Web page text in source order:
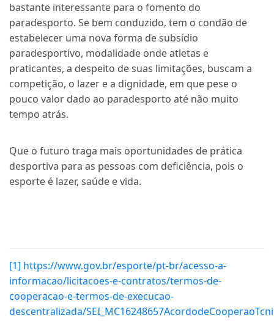
bastante interessante para o fomento do
paradesporto. Se bem conduzido, tem o condão de
estabelecer uma nova forma de subsídio
paradesportivo, modalidade onde atletas e
praticantes, a despeito de suas limitações, buscam a
competição, o lazer e a dignidade, em que pese o
pouco valor dado ao paradesporto até não muito
tempo atrás.
Que o futuro traga mais oportunidades de prática
desportiva para as pessoas com deficiência, pois o
esporte é lazer, saúde e vida.
[1] https://www.gov.br/esporte/pt-br/acesso-a-
informacao/licitacoes-e-contratos/termos-de-
cooperacao-e-termos-de-execucao-
descentralizada/